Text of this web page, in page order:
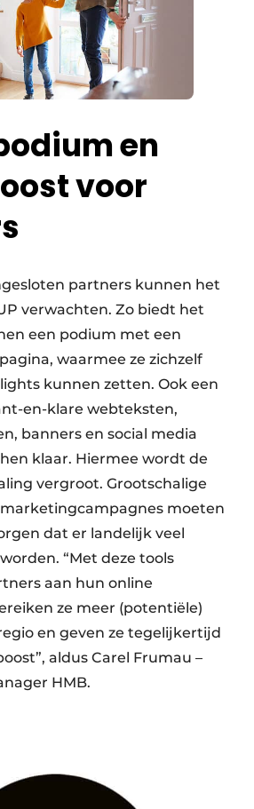
en
voor
partners kunnen het
verwachten. Zo biedt het
een podium met een
waarmee ze zichzelf
kunnen zetten. Ook een
en-klare webteksten,
banners en social media
klaar. Hiermee wordt de
vergroot. Grootschalige
moeten
dat er landelijk veel
“Met deze tools
aan hun online
ze meer (potentiële)
en geven ze tegelijkertijd
aldus Carel Frumau –
HMB.